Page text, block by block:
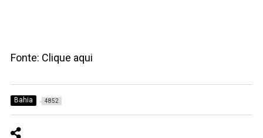
Fonte: Clique aqui
Bahia 4852